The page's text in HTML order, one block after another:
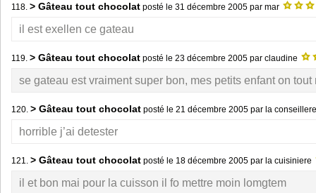
118. > Gâteau tout chocolat posté le 31 décembre 2005 par mar
il est exellen ce gateau
119. > Gâteau tout chocolat posté le 23 décembre 2005 par claudine
se gateau est vraiment super bon, mes petits enfant on tout
120. > Gâteau tout chocolat posté le 21 décembre 2005 par la
horrible j’ai detester
121. > Gâteau tout chocolat posté le 18 décembre 2005 par la cuisiniere
il et bon mai pour la cuisson il fo mettre moin lomgtem